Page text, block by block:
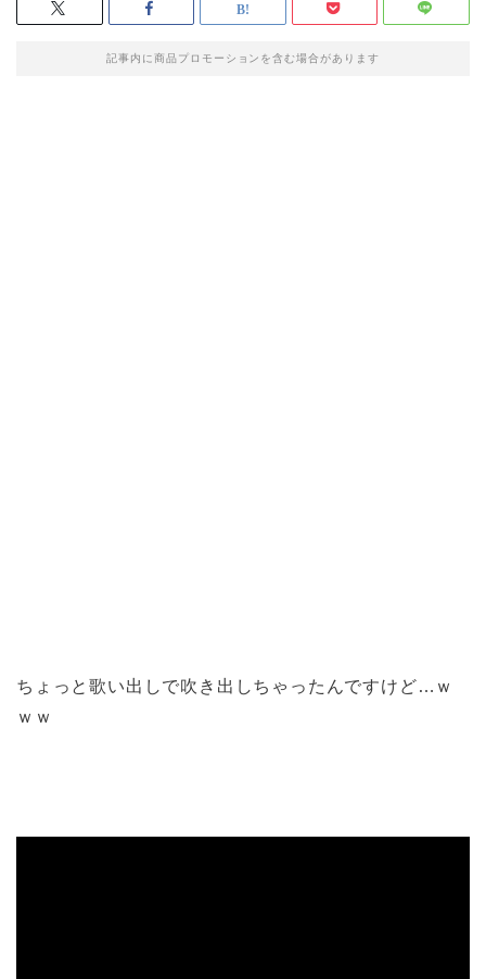
記事内に商品プロモーションを含む場合があります
ちょっと歌い出しで吹き出しちゃったんですけど…ｗ
ｗｗ